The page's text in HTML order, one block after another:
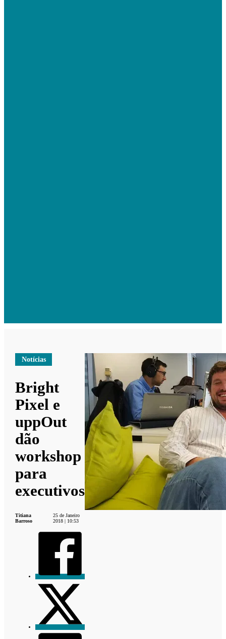
Notícias
Bright
Pixel e
uppOut
dão
workshop
para
executivos
Titiana
Barroso
25 de Janeiro
2018 | 10:53